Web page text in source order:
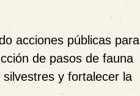
acciones públicas para
de pasos de fauna
y fortalecer la